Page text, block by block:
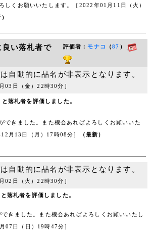
しくお願いいたします。［2022年01月11日（火）
い落札者で
評価者：モナコ （87 ）
自動的に品名が非表示となります。
03日（金）22時30分］
落札者を評価しました。
できました。また機会あればよろしくお願いいた
月13日（月）17時08分］ （最新）
自動的に品名が非表示となります。
02日（火）22時30分］
落札者を評価しました。
できました。また機会あればよろしくお願いいたし
07日（日）19時47分］